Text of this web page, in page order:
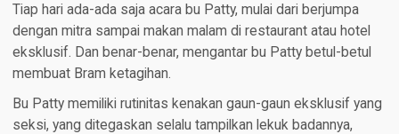
Tiap hari ada-ada saja acara bu Patty, mulai dari berjumpa
dengan mitra sampai makan malam di restaurant atau hotel
eksklusif. Dan benar-benar, mengantar bu Patty betul-betul
membuat Bram ketagihan.
Bu Patty memiliki rutinitas kenakan gaun-gaun eksklusif yang
seksi, yang ditegaskan selalu tampilkan lekuk badannya,